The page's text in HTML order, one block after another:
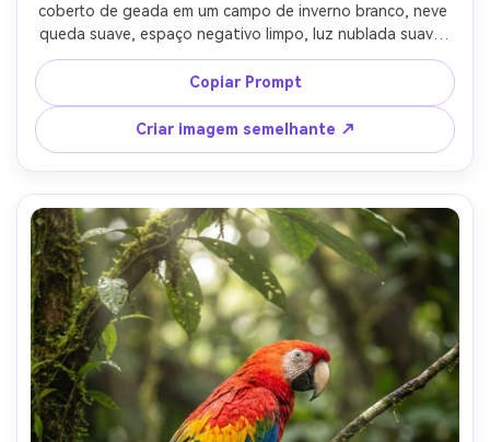
coberto de geada em um campo de inverno branco, neve
queda suave, espaço negativo limpo, luz nublada suave,
disco facial afiado e cílios, tirado em Canon R5 com lente
de 300 mm em f/4, fotorealismo de alta resolução,
brancos e cinzas silenciados, humor calmo, retrato de vida
selvagem de qualidade de revista-AR 4:5
Copiar Prompt
Criar imagem semelhante ↗